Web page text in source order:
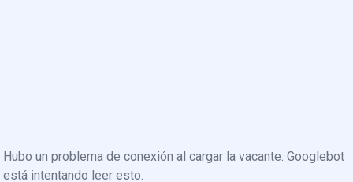
Hubo un problema de conexión al cargar la vacante. Googlebot
está intentando leer esto.